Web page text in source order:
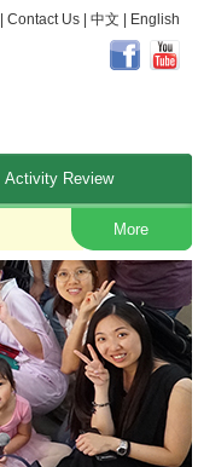
Contact Us| 中文 English
Activity Review
Occupational
More